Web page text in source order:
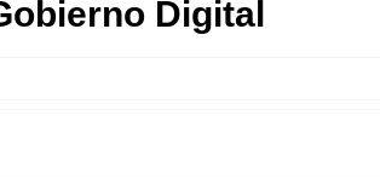
Digital